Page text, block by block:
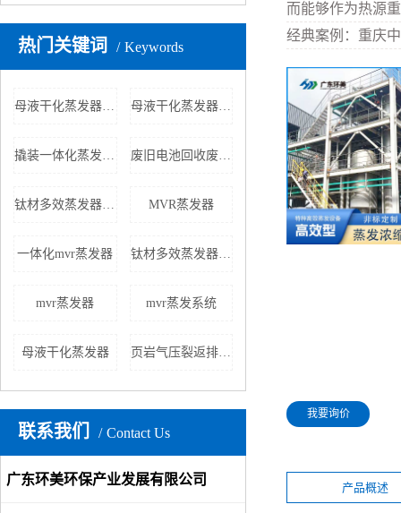
热门关键词 Keywords
母液干化蒸发器生产厂家 母液干化蒸发器租赁
撬装一体化蒸发系统 废旧电池回收废水处理
钛材多效蒸发器批发 MVR蒸发器
一体化mvr蒸发器 钛材多效蒸发器厂家
mvr蒸发器 mvr蒸发系统
母液干化蒸发器 页岩气压裂返排液处理
联系我们 Contact Us
广东环美环保产业发展有限公司
而能够作为热源
经典案例： 重庆
我要询价
产品概述